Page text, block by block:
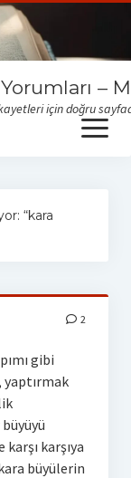
–
için doğru
open
menu
“kara
2
gibi
yaptırmak
karşıya
büyülerin